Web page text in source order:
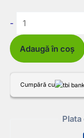
-
Cantitate
Carota
Diamantata
Uscata
Adaugă în coș
Cumpără cu